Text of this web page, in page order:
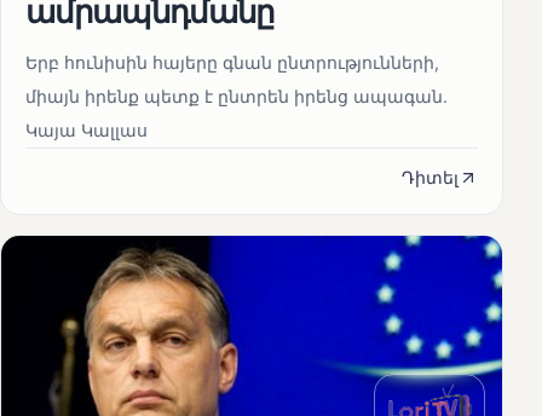
ամրապնդմանը
Երբ հունիսին հայերը գնան ընտրությունների,
միայն իրենք պետք է ընտրեն իրենց ապագան.
Կայա Կալլաս
Դիտել